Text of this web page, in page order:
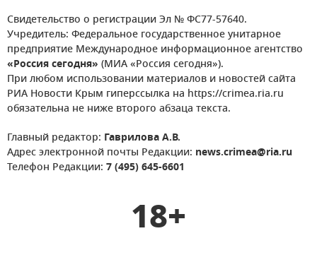
Свидетельство о регистрации Эл № ФС77-57640.
Учредитель: Федеральное государственное унитарное
предприятие Международное информационное агентство
«Россия сегодня» (МИА «Россия сегодня»).
При любом использовании материалов и новостей сайта
РИА Новости Крым гиперссылка на https://crimea.ria.ru
обязательна не ниже второго абзаца текста.
Главный редактор: Гаврилова А.В.
Адрес электронной почты Редакции: news.crimea@ria.ru
Телефон Редакции: 7 (495) 645-6601
18+